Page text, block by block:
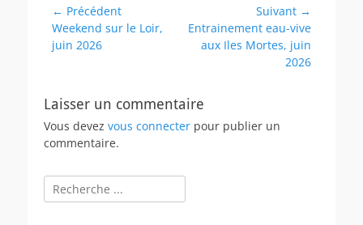
Navigation
de
l’article
← Précédent
Article
précédent :
Weekend sur le Loir,
juin 2026
Suivant →
Article
suivant :
Entrainement eau-vive
aux Iles Mortes, juin
2026
Laisser un commentaire
Vous devez vous connecter pour publier un
commentaire.
Rechercher :